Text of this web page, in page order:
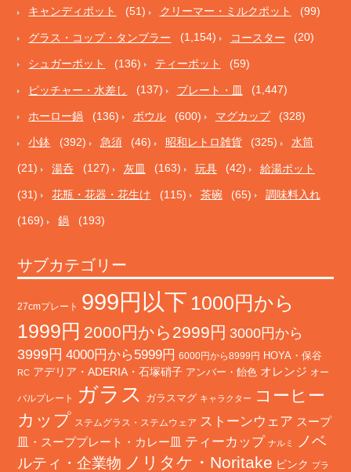
キャンディポット (51) クリーマー・ミルクポット (99)
グラス・コップ・タンブラー (1,154) コースター (20)
シュガーポット (136) ティーポット (59)
ピッチャー・水差し (137) プレート・皿 (1,447)
ホーロー鍋 (136) ボウル (600) マグカップ (328)
小鉢 (392) 急須 (46) 昭和レトロ雑貨 (325) 水筒
(21) 湯呑 (127) 灰皿 (163) 玩具 (42) 給湯ポット
(31) 花瓶・花器・花生け (115) 茶碗 (65) 調味料入れ
(169) 鍋 (193)
サブカテゴリー
27cmプレート 999円以下 1000円から
1999円 2000円から2999円 3000円から
3999円 4000円から5999円 6000円から8999円 HOYA・保谷
RC アデリア・ADERIA・石塚硝子 アンバー・飴色 オレンジ オー
バルプレート ガラス ガラスマグ キャラクター
コーヒー
カップ ステムグラス・ステムウェア ストーンウェア スープ
皿・スーププレート・カレー皿 ティーカップ ナルミ
ノベ
ルティ・企業物 ノリタケ・Noritake ピンク プラ